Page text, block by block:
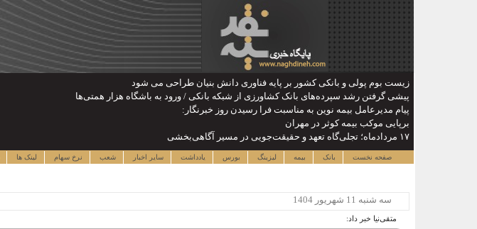
زیست بوم پولی و بانکی کشور بر پایه فناوری دانش بنیان طراحی می شود
پیشی گرفتن رشد سپرده‌های بانک کشاورزی از شبکه بانکی / ورود به باشگاه هزار همتی‌ها
پیام مدیرعامل بیمه نوین به مناسبت فرا رسیدن روز خبرنگار:
برپایی موکب بیمه کوثر در مهران
۱۷ مردادماه‌؛ تجلی‌گاه تعهد و حقیقت‌جویی در مسیر آگاهی‌بخشی
صفحه نخست بانک بیمه لیزینگ بورس یادداشت سایر اخبار شعب نرخ سهام لینک ها
سه شنبه 11 شهريور 1404
متقی‌نیا خبر داد: